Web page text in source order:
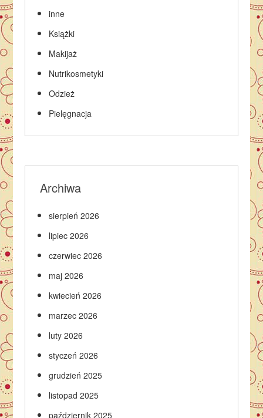
inne
Książki
Makijaż
Nutrikosmetyki
Odzież
Pielęgnacja
Archiwa
sierpień 2026
lipiec 2026
czerwiec 2026
maj 2026
kwiecień 2026
marzec 2026
luty 2026
styczeń 2026
grudzień 2025
listopad 2025
październik 2025